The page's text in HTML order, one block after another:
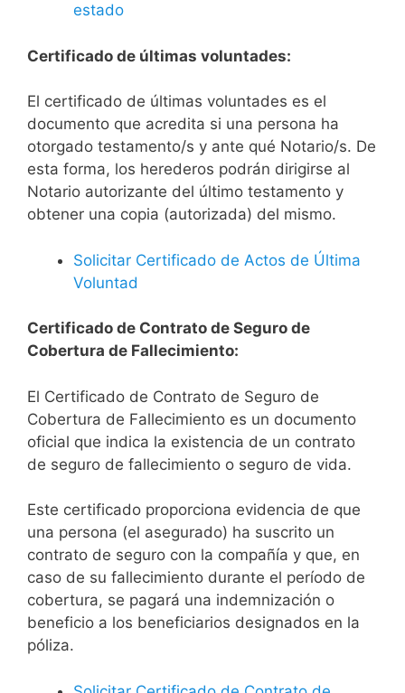
estado
Certificado de últimas voluntades:
El certificado de últimas voluntades es el
documento que acredita si una persona ha
otorgado testamento/s y ante qué Notario/s. De
esta forma, los herederos podrán dirigirse al
Notario autorizante del último testamento y
obtener una copia (autorizada) del mismo.
Solicitar Certificado de Actos de Última
Voluntad
Certificado de Contrato de Seguro de
Cobertura de Fallecimiento:
El Certificado de Contrato de Seguro de
Cobertura de Fallecimiento es un documento
oficial que indica la existencia de un contrato
de seguro de fallecimiento o seguro de vida.
Este certificado proporciona evidencia de que
una persona (el asegurado) ha suscrito un
contrato de seguro con la compañía y que, en
caso de su fallecimiento durante el período de
cobertura, se pagará una indemnización o
beneficio a los beneficiarios designados en la
póliza.